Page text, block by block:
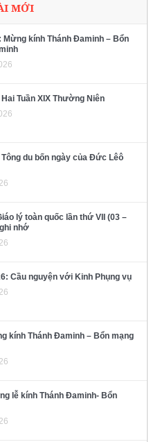
MỚI
kính Thánh Đaminh – Bổn
Tuần XIX Thường Niên
du bốn ngày của Đức Lêô
lý toàn quốc lần thứ VII (03 –
nhớ
Cầu nguyện với Kinh Phụng vụ
kính Thánh Đaminh – Bổn mạng
lễ kính Thánh Đaminh- Bổn